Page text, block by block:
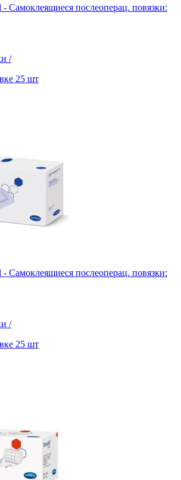
Самоклеящиеся послеоперац. повязки:
/
25 шт
Самоклеящиеся послеоперац. повязки:
/
25 шт